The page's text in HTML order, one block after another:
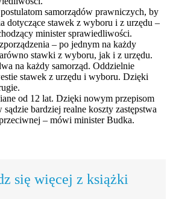
samorządów prawniczych, by
dotyczące stawek z wyboru i z urzędu –
minister sprawiedliwości.
– po jednym na każdy
stawki z wyboru, jak i z urzędu.
na każdy samorząd. Oddzielnie
stawek z urzędu i wyboru. Dzięki
od 12 lat. Dzięki nowym przepisom
bardziej realne koszty zastępstwa
– mówi minister Budka.
się więcej z książki